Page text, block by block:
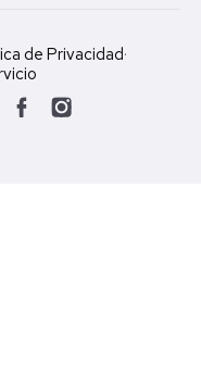
de Privacidad·